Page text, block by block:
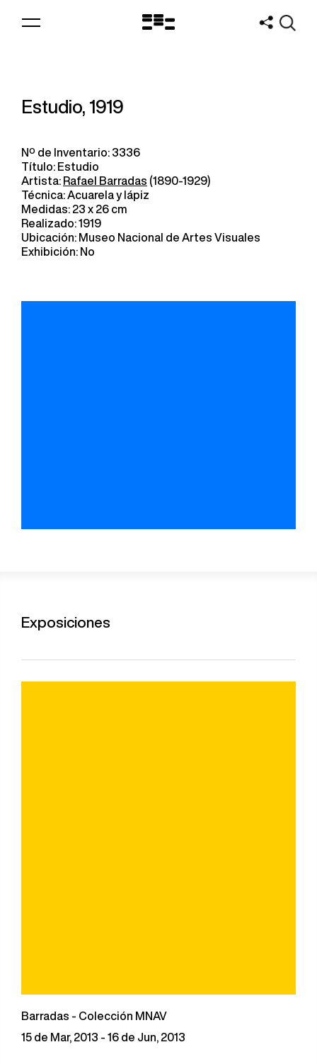
Logo
Estudio, 1919
Nº de Inventario: 3336
Título: Estudio
Artista: Rafael Barradas (1890-1929)
Técnica: Acuarela y lápiz
Medidas: 23 x 26 cm
Realizado: 1919
Ubicación: Museo Nacional de Artes Visuales
Exhibición: No
Exposiciones
Barradas - Colección MNAV
15 de Mar, 2013 - 16 de Jun, 2013